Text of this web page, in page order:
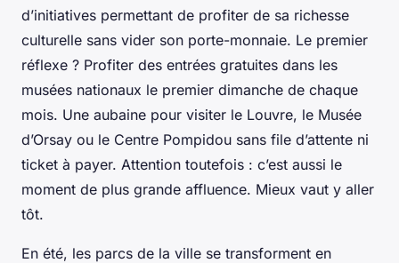
d’initiatives permettant de profiter de sa richesse
culturelle sans vider son porte-monnaie. Le premier
réflexe ? Profiter des entrées gratuites dans les
musées nationaux le premier dimanche de chaque
mois. Une aubaine pour visiter le Louvre, le Musée
d’Orsay ou le Centre Pompidou sans file d’attente ni
ticket à payer. Attention toutefois : c’est aussi le
moment de plus grande affluence. Mieux vaut y aller
tôt.
En été, les parcs de la ville se transforment en